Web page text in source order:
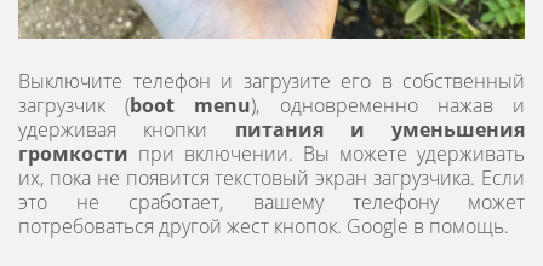
Выключите телефон и загрузите его в собственный
загрузчик (boot menu), одновременно нажав и
удерживая кнопки питания и уменьшения
громкости при включении. Вы можете удерживать
их, пока не появится текстовый экран загрузчика. Если
это не сработает, вашему телефону может
потребоваться другой жест кнопок. Google в помощь.